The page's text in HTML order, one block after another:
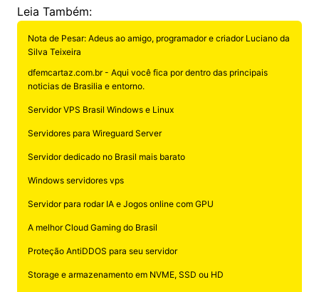
Leia Também:
Nota de Pesar: Adeus ao amigo, programador e criador Luciano da
Silva Teixeira
dfemcartaz.com.br - Aqui você fica por dentro das principais
noticias de Brasilia e entorno.
Servidor VPS Brasil Windows e Linux
Servidores para Wireguard Server
Servidor dedicado no Brasil mais barato
Windows servidores vps
Servidor para rodar IA e Jogos online com GPU
A melhor Cloud Gaming do Brasil
Proteção AntiDDOS para seu servidor
Storage e armazenamento em NVME, SSD ou HD